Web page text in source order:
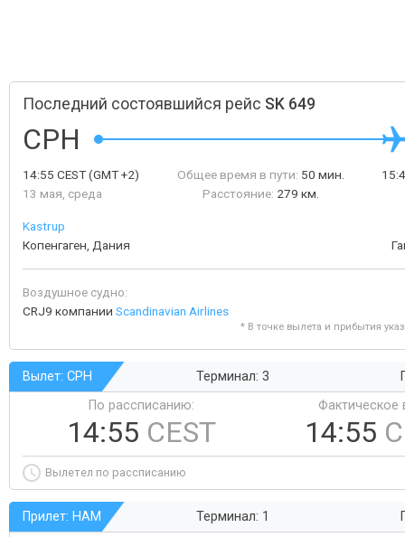
Последний состоявшийся рейс SK 649
CPH
14:55 CEST(GMT +2)
13 мая, среда
Общее время в пути: 50 мин.
Расстояние: 279 км.
Kastrup
Копенгаген, Дания
Воздушное судно:
CRJ9 компании Scandinavian Airlines
* В точке вылета и прибытия
Вылет: CPH Терминал: 3
По рассписанию:
14:55 CEST
Фактическое
14:55
Вылетел по рассписанию
Прилет: HAM Терминал: 1